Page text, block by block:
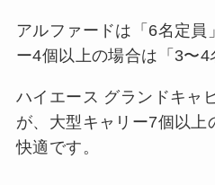
アルファードは「6名定員
ー4個以上の場合は「3〜4
ハイエース グランドキャ
が、大型キャリー7個以上
快適です。